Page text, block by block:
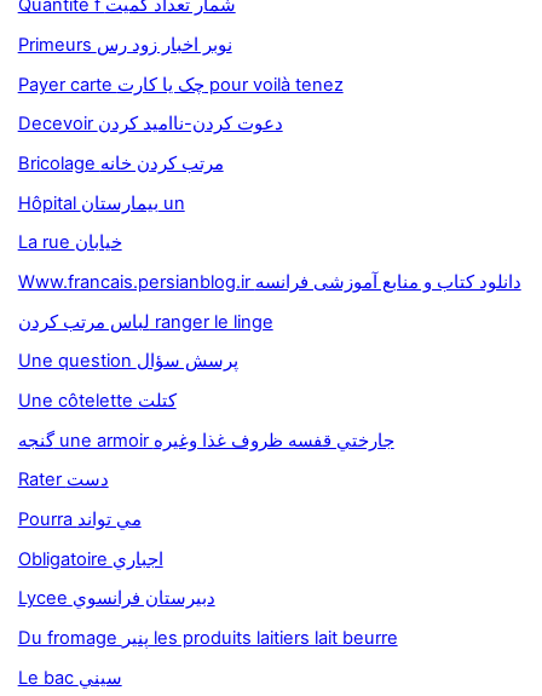
Quantité f شمار تعداد کميت
Primeurs نوبر اخبار زود رس
Payer carte چک يا کارت pour voilà tenez
Decevoir دعوت کردن-نااميد کردن
Bricolage مرتب کردن خانه
Hôpital بيمارستان un
La rue خيابان
Www.francais.persianblog.ir دانلود کتاب و منابع آموزشی فرانسه
لباس مرتب کردن ranger le linge
Une question پرسش سؤال
Une côtelette کتلت
گنجه une armoir جارختي قفسه ظروف غذا وغيره
Rater دست
Pourra مي تواند
Obligatoire اجباري
Lycee دبيرستان فرانسوي
Du fromage پنير les produits laitiers lait beurre
Le bac سيني